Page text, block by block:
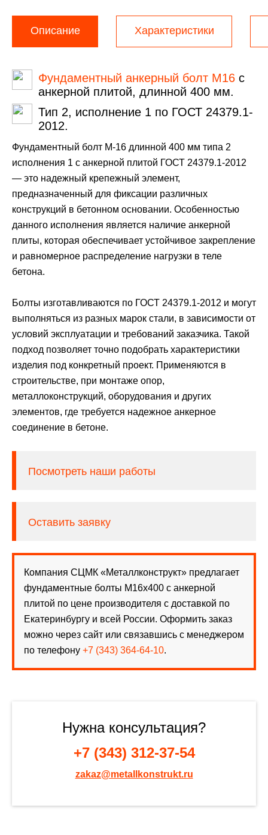
Описание Характеристики
Фундаментный анкерный болт М16 с
анкерной плитой, длинной 400 мм.
Тип 2, исполнение 1 по ГОСТ 24379.1-
2012.
Фундаментный болт М-16 длинной 400 мм типа 2
исполнения 1 с анкерной плитой ГОСТ 24379.1-2012
— это надежный крепежный элемент,
предназначенный для фиксации различных
конструкций в бетонном основании. Особенностью
данного исполнения является наличие анкерной
плиты, которая обеспечивает устойчивое закрепление
и равномерное распределение нагрузки в теле
бетона.
Болты изготавливаются по ГОСТ 24379.1-2012 и могут
выполняться из разных марок стали, в зависимости от
условий эксплуатации и требований заказчика. Такой
подход позволяет точно подобрать характеристики
изделия под конкретный проект. Применяются в
строительстве, при монтаже опор,
металлоконструкций, оборудования и других
элементов, где требуется надежное анкерное
соединение в бетоне.
Посмотреть наши работы
Оставить заявку
Компания СЦМК «Металлконструкт» предлагает
фундаментные болты М16х400 с анкерной
плитой по цене производителя с доставкой по
Екатеринбургу и всей России. Оформить заказ
можно через сайт или связавшись с менеджером
по телефону +7 (343) 364-64-10.
Нужна консультация?
+7 (343) 312-37-54
zakaz@metallkonstrukt.ru